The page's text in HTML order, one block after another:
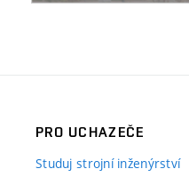
PRO UCHAZEČE
Studuj strojní inženýrství